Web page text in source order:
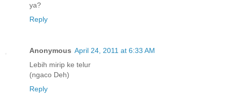
ya?
Reply
Anonymous April 24, 2011 at 6:33 AM
Lebih mirip ke telur
(ngaco Deh)
Reply